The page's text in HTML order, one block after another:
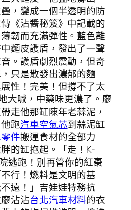
，變成一個半透明的防
《沾醬秘笈》中記載的
薄韌而充滿彈性。藍色離
麵皮護盾，發出了一聲
。護盾劇烈震動，但奇
只是散發出濃郁的麵
性！完美！但撐不了太
大喊，中藥味更濃了。廖
走他那缸陳年老蒜泥，
跑汽車空氣芯到蒜泥缸
件搬運食材的全部力
的缸抱起。「走！K-
逃跑！別再管你的紅棗
行！燃料是文明的基
遠！」吉娃娃特務抗
沾沾台北汽車材料的衣